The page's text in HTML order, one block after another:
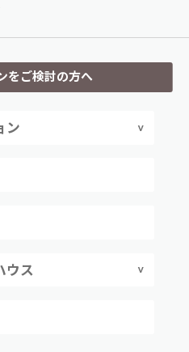
をご検討の方へ
ン
ウス